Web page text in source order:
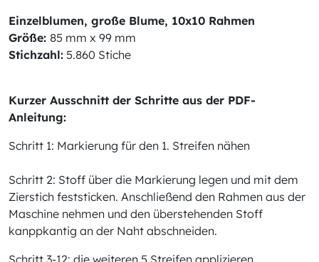
Einzelblumen, große Blume, 10x10 Rahmen
Größe: 85 mm x 99 mm
Stichzahl: 5.860 Stiche
Kurzer Ausschnitt der Schritte aus der PDF-
Anleitung:
Schritt 1: Markierung für den 1. Streifen nähen
Schritt 2: Stoff über die Markierung legen und mit dem
Zierstich feststicken. Anschließend den Rahmen aus der
Maschine nehmen und den überstehenden Stoff
kanppkantig an der Naht abschneiden.
Schritt 3-12: die weiteren 5 Streifen applizieren